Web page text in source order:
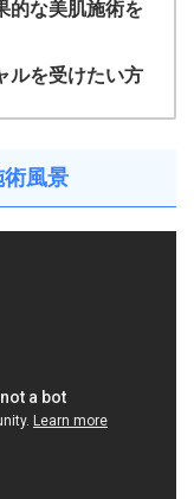
的な美肌施術を
ルを受けたい方
風景